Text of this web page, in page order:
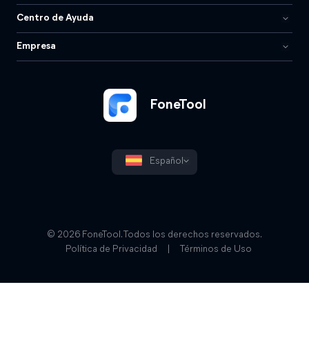
FoneTool
Español
Centro de Ayuda
Empresa
© 2026 FoneTool. Todos los derechos reservados.
Política de Privacidad
Términos de Uso